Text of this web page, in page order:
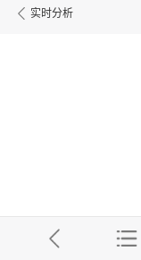
实时分析